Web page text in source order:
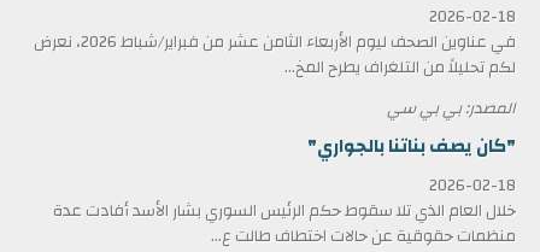
2026-02-18
في عناوين الصحف ليوم الأربعاء الثامن عشر من فبراير/شباط 2026، نعرض
لكم تحليلاً من التلغراف يطرح المخ...
المصدر: بي بي سي
"كان يصف بناتنا بالجواري"
2026-02-18
خلال العام الذي تلا سقوط حكم الرئيس السوري بشار الأسد أفادت عدة
منظمات حقوقية عن حالات اختطاف طالت ع...